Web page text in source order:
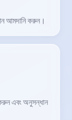
আমদানি করুন।
এবং অনুসন্ধান